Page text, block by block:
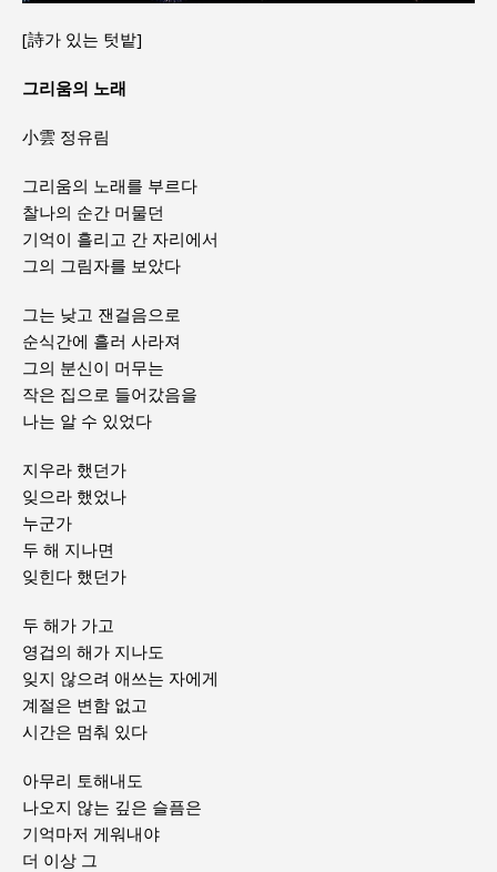
[詩가 있는 텃밭]
그리움의 노래
小雲 정유림
그리움의 노래를 부르다
찰나의 순간 머물던
기억이 흘리고 간 자리에서
그의 그림자를 보았다
그는 낮고 잰걸음으로
순식간에 흘러 사라져
그의 분신이 머무는
작은 집으로 들어갔음을
나는 알 수 있었다
지우라 했던가
잊으라 했었나
누군가
두 해 지나면
잊힌다 했던가
두 해가 가고
영겁의 해가 지나도
잊지 않으려 애쓰는 자에게
계절은 변함 없고
시간은 멈춰 있다
아무리 토해내도
나오지 않는 깊은 슬픔은
기억마저 게워내야
더 이상 그